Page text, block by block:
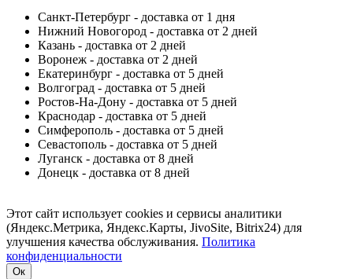
Санкт-Петербург - доставка от 1 дня
Нижний Новогород - доставка от 2 дней
Казань - доставка от 2 дней
Воронеж - доставка от 2 дней
Екатеринбург - доставка от 5 дней
Волгоград - доставка от 5 дней
Ростов-На-Дону - доставка от 5 дней
Краснодар - доставка от 5 дней
Симферополь - доставка от 5 дней
Севастополь - доставка от 5 дней
Луганск - доставка от 8 дней
Донецк - доставка от 8 дней
Этот сайт использует cookies и сервисы аналитики
(Яндекс.Метрика, Яндекс.Карты, JivoSite, Bitrix24) для
улучшения качества обслуживания. Политика
конфиденциальности
Ок